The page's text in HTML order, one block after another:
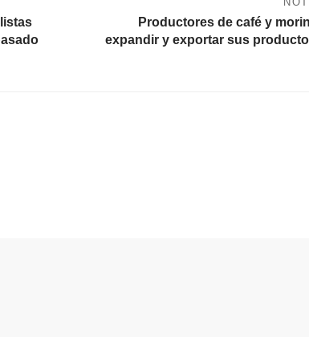
Productores de café y
expandir y exportar sus